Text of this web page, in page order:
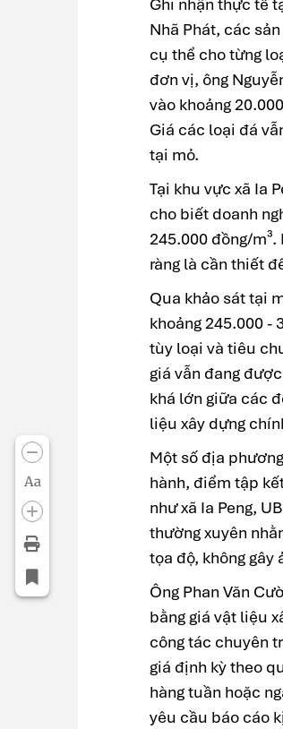
Aa
Ghi nhận thực tế
Nhã Phát, các
cụ thể cho từng
đơn vị, ông
vào khoảng
Giá các loại đá
tại mỏ.
Tại khu vực xã Ia
cho biết doanh
245.000 đồng/
ràng là cần thiết
Qua khảo sát tại
khoảng 245.000 -
tùy loại và tiêu
giá vẫn đang
khá lớn giữa các
liệu xây dựng
Một số địa
hành, điểm tập
như xã Ia Peng,
thường xuyên
tọa độ, không gây
Ông Phan Văn
bằng giá vật liệu
công tác chuyên
giá định kỳ theo
hàng tuần hoặc
yêu cầu báo cáo